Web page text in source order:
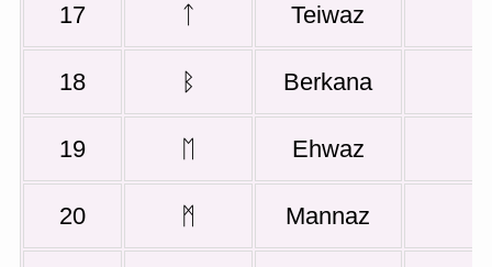
17 ᛏ Teiwaz
18 ᛒ Berkana
19 ᛖ Ehwaz
20 ᛗ Mannaz